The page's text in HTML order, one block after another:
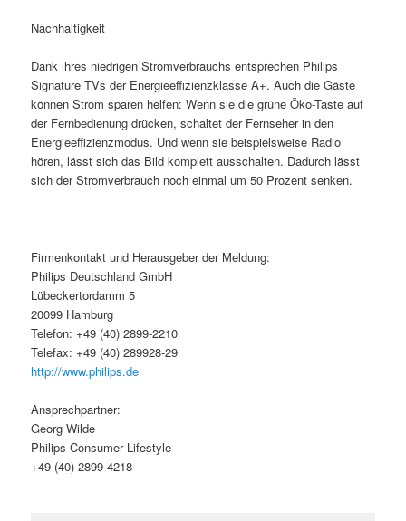
Nachhaltigkeit
Dank ihres niedrigen Stromverbrauchs entsprechen Philips
Signature TVs der Energieeffizienzklasse A+. Auch die Gäste
können Strom sparen helfen: Wenn sie die grüne Öko-Taste auf
der Fernbedienung drücken, schaltet der Fernseher in den
Energieeffizienzmodus. Und wenn sie beispielsweise Radio
hören, lässt sich das Bild komplett ausschalten. Dadurch lässt
sich der Stromverbrauch noch einmal um 50 Prozent senken.
Firmenkontakt und Herausgeber der Meldung:
Philips Deutschland GmbH
Lübeckertordamm 5
20099 Hamburg
Telefon: +49 (40) 2899-2210
Telefax: +49 (40) 289928-29
http://www.philips.de
Ansprechpartner:
Georg Wilde
Philips Consumer Lifestyle
+49 (40) 2899-4218